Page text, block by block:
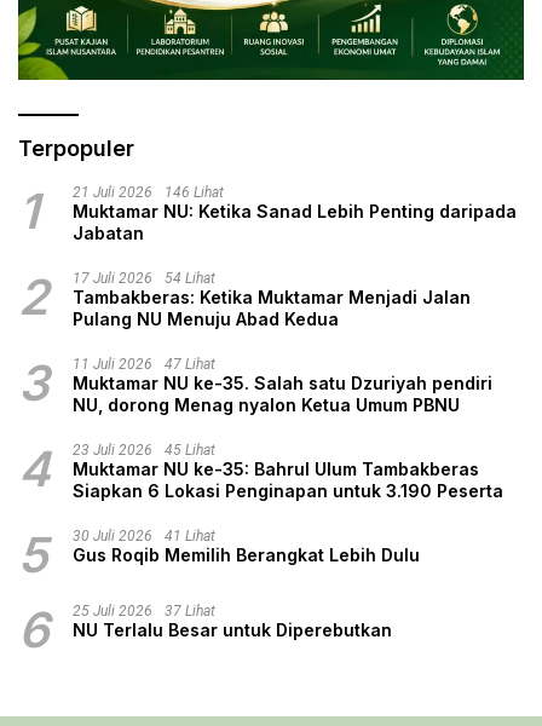
Terpopuler
1 21 Juli 2026 146 Lihat
Muktamar NU: Ketika Sanad Lebih Penting daripada
Jabatan
2 17 Juli 2026 54 Lihat
Tambakberas: Ketika Muktamar Menjadi Jalan
Pulang NU Menuju Abad Kedua
3 11 Juli 2026 47 Lihat
Muktamar NU ke-35. Salah satu Dzuriyah pendiri
NU, dorong Menag nyalon Ketua Umum PBNU
4 23 Juli 2026 45 Lihat
Muktamar NU ke-35: Bahrul Ulum Tambakberas
Siapkan 6 Lokasi Penginapan untuk 3.190 Peserta
5 30 Juli 2026 41 Lihat
Gus Roqib Memilih Berangkat Lebih Dulu
6 25 Juli 2026 37 Lihat
NU Terlalu Besar untuk Diperebutkan